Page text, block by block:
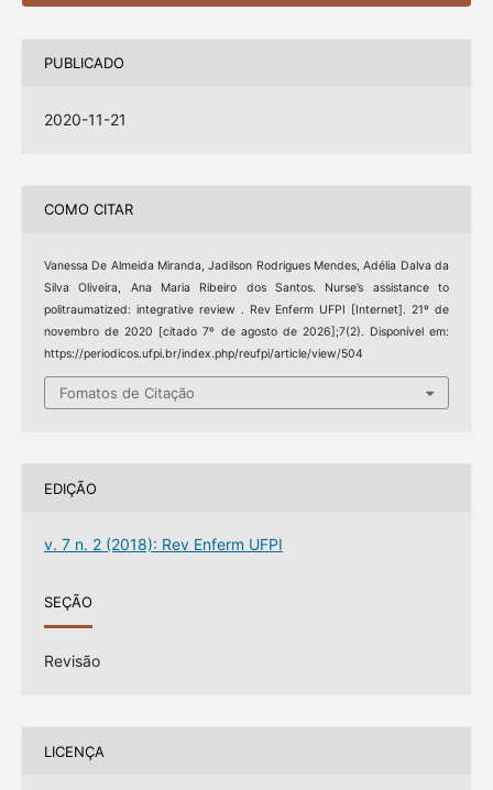
PUBLICADO
2020-11-21
COMO CITAR
Vanessa De Almeida Miranda, Jadilson Rodrigues Mendes, Adélia Dalva da
Silva Oliveira, Ana Maria Ribeiro dos Santos. Nurse’s assistance to
politraumatized: integrative review . Rev Enferm UFPI [Internet]. 21º de
novembro de 2020 [citado 7º de agosto de 2026];7(2). Disponível em:
https://periodicos.ufpi.br/index.php/reufpi/article/view/504
Fomatos de Citação
EDIÇÃO
v. 7 n. 2 (2018): Rev Enferm UFPI
SEÇÃO
Revisão
LICENÇA